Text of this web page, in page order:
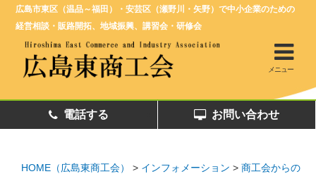
広島市東区（温品～福田）・安芸区（瀬野川・矢野）で中小企業のための
経営相談・販路開拓、地域振興、講習会・研修会
メニュー
電話する お問い合わせ
HOME（広島東商工会） > インフォメーション > 商工会からの